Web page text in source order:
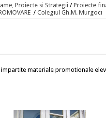
Proiecte si Strategii / Proiecte
/ Colegiul Gh.M. Murgoci
materiale promotionale